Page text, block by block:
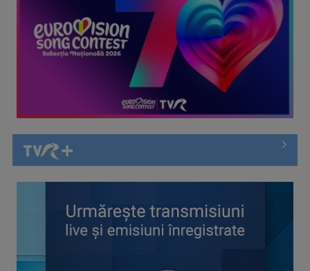
Alexandra Căpitănescu, prima repetiție pe scena Eurovision
2026
Delegaţia României pleacă la Viena pentru Eurovision 2026